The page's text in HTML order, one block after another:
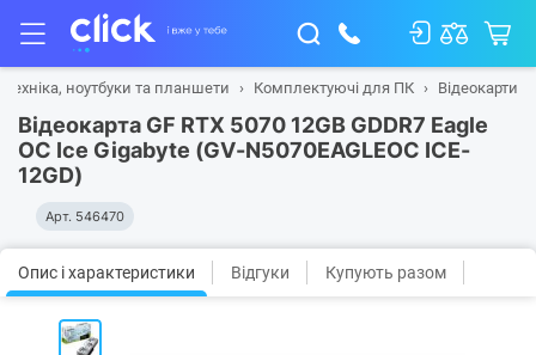
ноутбуки та планшети Комплектуючі для ПК Відеокарти
Відеокарта GF RTX 5070 12GB GDDR7 Eagle
OC Ice Gigabyte (GV-N5070EAGLEOC ICE-
12GD)
Арт. 546470
Опис і характеристики Відгуки Купують разом